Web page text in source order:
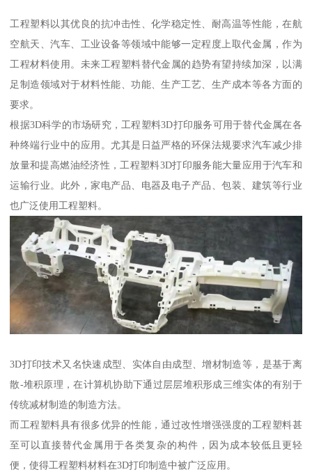
工程塑料以其优良的抗冲击性、化学稳定性、耐高温等性能，在航
空航天、汽车、工业设备等领域中能够一定程度上取代金属，作为
工程材料使用。未来工程塑料替代金属的趋势有望持续加深，以满
足制造领域对于材料性能、功能、生产工艺、生产成本等各方面的
要求。
根据3D科学的市场研究，工程塑料3D打印服务可用于替代金属在各
种终端行业中的应用。尤其是日益严格的环保法规要求汽车减少排
放量和提高燃油经济性，工程塑料3D打印服务能大量应用于汽车和
运输行业。此外，家电产品、电器及电子产品、包装、建筑等行业
也广泛使用工程塑料。
3D打印技术又名快速成型、实体自由成型、增材制造等，是基于离
散-堆积原理，在计算机协助下通过层层堆积形成三维实体的有别于
传统减材制造的制造方法。
而工程塑料具有很多优异的性能，通过改性增强强度的工程塑料甚
至可以直接替代金属用于各类复杂的构件，因为成本较低且更轻
便，使得工程塑料材料在3D打印制造中被广泛应用。